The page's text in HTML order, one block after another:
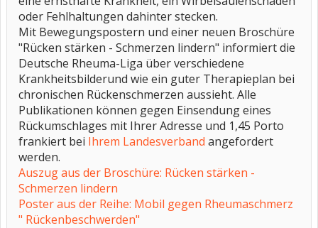
oder Fehlhaltungen dahinter stecken.
Mit Bewegungspostern und einer neuen Broschüre
"Rücken stärken - Schmerzen lindern" informiert die
Deutsche Rheuma-Liga über verschiedene
Krankheitsbilderund wie ein guter Therapieplan bei
chronischen Rückenschmerzen aussieht. Alle
Publikationen können gegen Einsendung eines
Rückumschlages mit Ihrer Adresse und 1,45 Porto
frankiert bei Ihrem Landesverband angefordert
werden.
Auszug aus der Broschüre: Rücken stärken -
Schmerzen lindern
Poster aus der Reihe: Mobil gegen Rheumaschmerz
" Rückenbeschwerden"